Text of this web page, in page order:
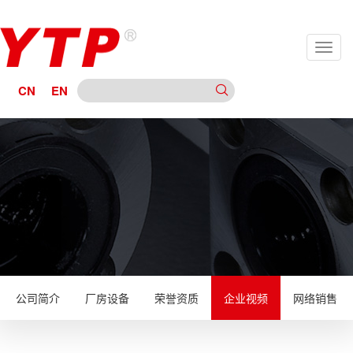
CN EN
公司简介 厂房设备 荣誉资质 企业视频 网络销售